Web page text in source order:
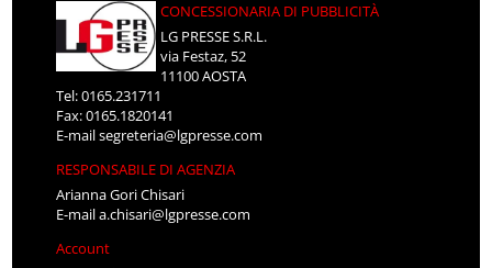
CONCESSIONARIA DI PUBBLICITÀ
LG PRESSE S.R.L.
via Festaz, 52
11100 AOSTA
Tel: 0165.231711
Fax: 0165.1820141
E-mailsegreteria@lgpresse.com
RESPONSABILE DI AGENZIA
Arianna Gori Chisari
E-maila.chisari@lgpresse.com
Account